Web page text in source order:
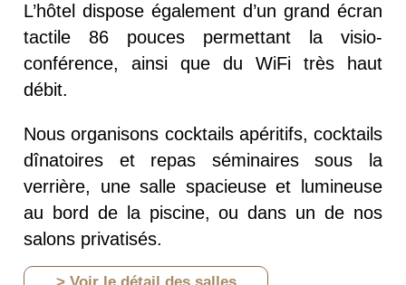
L’hôtel dispose également d’un grand écran
tactile 86 pouces permettant la visio-
conférence, ainsi que du WiFi très haut
débit.
Nous organisons cocktails apéritifs, cocktails
dînatoires et repas séminaires sous la
verrière, une salle spacieuse et lumineuse
au bord de la piscine, ou dans un de nos
salons privatisés.
> Voir le détail des salles